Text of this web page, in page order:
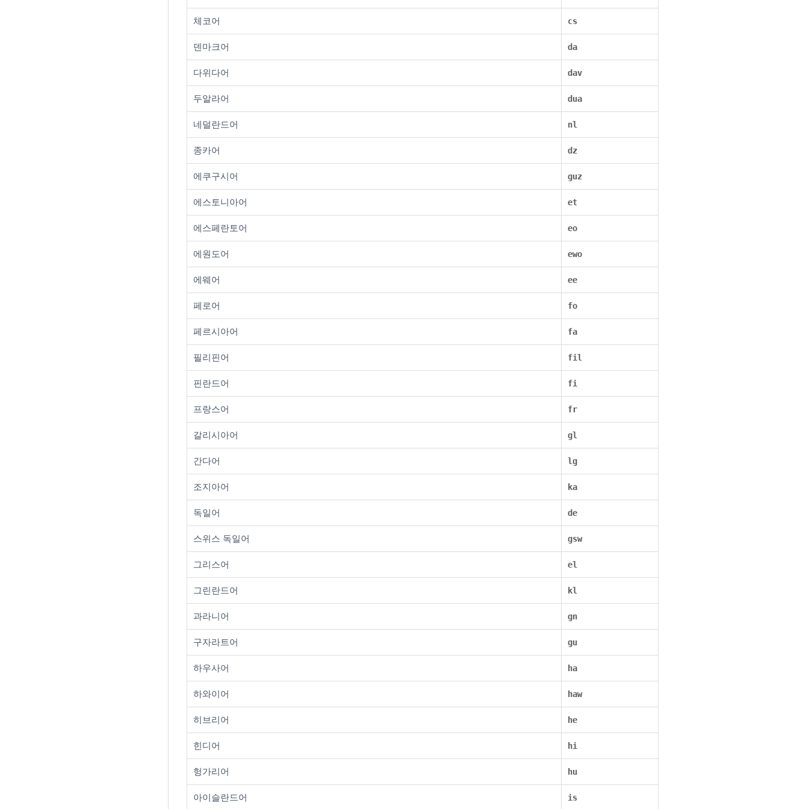
체코어 cs
덴마크어 da
다위다어 dav
두알라어 dua
네덜란드어 nl
종카어 dz
에쿠구시어 guz
에스토니아어 et
에스페란토어 eo
에원도어 ewo
에웨어 ee
페로어 fo
페르시아어 fa
필리핀어 fil
핀란드어 fi
프랑스어 fr
갈리시아어 gl
간다어 lg
조지아어 ka
독일어 de
스위스 독일어 gsw
그리스어 el
그린란드어 kl
과라니어 gn
구자라트어 gu
하우사어 ha
하와이어 haw
히브리어 he
힌디어 hi
헝가리어 hu
아이슬란드어 is